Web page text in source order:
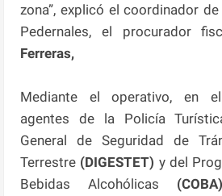
zona”, explicó el coordinador de
Pedernales, el procurador
Ferreras,
Mediante el operativo, en
agentes de la Policía
General de Seguridad de
Terrestre (DIGESTET) y del
Bebidas Alcohólicas